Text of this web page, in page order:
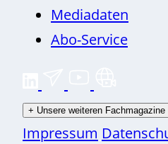
Mediadaten
Abo-Service
+ Unsere weiteren Fachmagazine
Impressum